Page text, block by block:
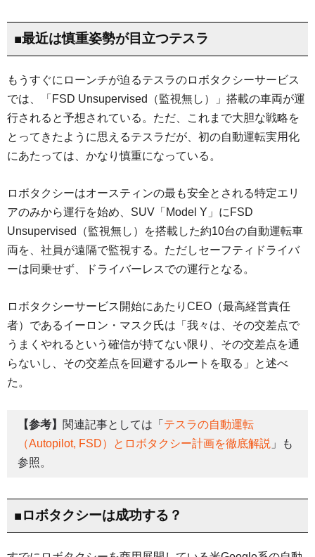
■最近は慎重姿勢が目立つテスラ
もうすぐにローンチが迫るテスラのロボタクシーサービス
では、「FSD Unsupervised（監視無し）」搭載の車両が運
行されると予想されている。ただ、これまで大胆な戦略を
とってきたように思えるテスラだが、初の自動運転実用化
にあたっては、かなり慎重になっている。
ロボタクシーはオースティンの最も安全とされる特定エリ
アのみから運行を始め、SUV「Model Y」にFSD
Unsupervised（監視無し）を搭載した約10台の自動運転車
両を、社員が遠隔で監視する。ただしセーフティドライバ
ーは同乗せず、ドライバーレスでの運行となる。
ロボタクシーサービス開始にあたりCEO（最高経営責任
者）であるイーロン・マスク氏は「我々は、その交差点で
うまくやれるという確信が持てない限り、その交差点を通
らないし、その交差点を回避するルートを取る」と述べ
た。
【参考】 関連記事としては「 テスラの自動運転
（Autopilot, FSD）とロボタクシー計画を徹底解説 」も
参照。
■ロボタクシーは成功する？